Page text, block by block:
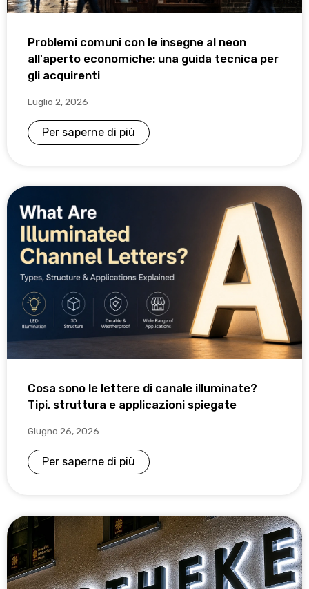
Problemi comuni con le insegne al neon
all'aperto economiche: una guida tecnica per
gli acquirenti
Luglio 2, 2026
Per saperne di più
Cosa sono le lettere di canale illuminate?
Tipi, struttura e applicazioni spiegate
Giugno 26, 2026
Per saperne di più